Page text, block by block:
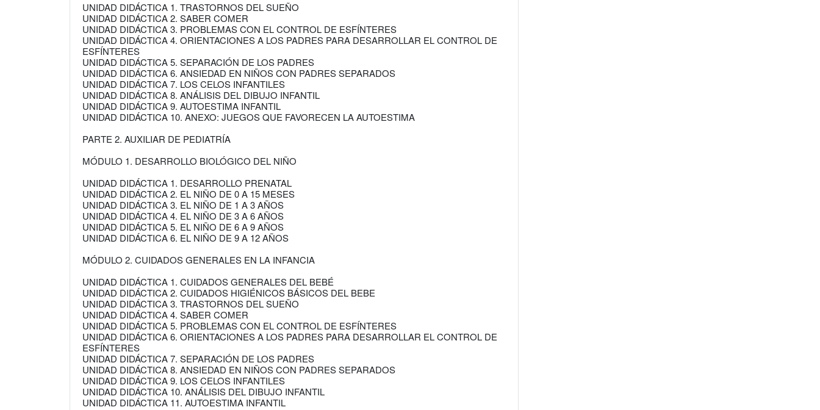
UNIDAD DIDÁCTICA 1. TRASTORNOS DEL SUEÑO
UNIDAD DIDÁCTICA 2. SABER COMER
UNIDAD DIDÁCTICA 3. PROBLEMAS CON EL CONTROL DE ESFÍNTERES
UNIDAD DIDÁCTICA 4. ORIENTACIONES A LOS PADRES PARA DESARROLLAR EL CONTROL DE
ESFÍNTERES
UNIDAD DIDÁCTICA 5. SEPARACIÓN DE LOS PADRES
UNIDAD DIDÁCTICA 6. ANSIEDAD EN NIÑOS CON PADRES SEPARADOS
UNIDAD DIDÁCTICA 7. LOS CELOS INFANTILES
UNIDAD DIDÁCTICA 8. ANÁLISIS DEL DIBUJO INFANTIL
UNIDAD DIDÁCTICA 9. AUTOESTIMA INFANTIL
UNIDAD DIDÁCTICA 10. ANEXO: JUEGOS QUE FAVORECEN LA AUTOESTIMA
PARTE 2. AUXILIAR DE PEDIATRÍA
MÓDULO 1. DESARROLLO BIOLÓGICO DEL NIÑO
UNIDAD DIDÁCTICA 1. DESARROLLO PRENATAL
UNIDAD DIDÁCTICA 2. EL NIÑO DE 0 A 15 MESES
UNIDAD DIDÁCTICA 3. EL NIÑO DE 1 A 3 AÑOS
UNIDAD DIDÁCTICA 4. EL NIÑO DE 3 A 6 AÑOS
UNIDAD DIDÁCTICA 5. EL NIÑO DE 6 A 9 AÑOS
UNIDAD DIDÁCTICA 6. EL NIÑO DE 9 A 12 AÑOS
MÓDULO 2. CUIDADOS GENERALES EN LA INFANCIA
UNIDAD DIDÁCTICA 1. CUIDADOS GENERALES DEL BEBÉ
UNIDAD DIDÁCTICA 2. CUIDADOS HIGIÉNICOS BÁSICOS DEL BEBE
UNIDAD DIDÁCTICA 3. TRASTORNOS DEL SUEÑO
UNIDAD DIDÁCTICA 4. SABER COMER
UNIDAD DIDÁCTICA 5. PROBLEMAS CON EL CONTROL DE ESFÍNTERES
UNIDAD DIDÁCTICA 6. ORIENTACIONES A LOS PADRES PARA DESARROLLAR EL CONTROL DE
ESFÍNTERES
UNIDAD DIDÁCTICA 7. SEPARACIÓN DE LOS PADRES
UNIDAD DIDÁCTICA 8. ANSIEDAD EN NIÑOS CON PADRES SEPARADOS
UNIDAD DIDÁCTICA 9. LOS CELOS INFANTILES
UNIDAD DIDÁCTICA 10. ANÁLISIS DEL DIBUJO INFANTIL
UNIDAD DIDÁCTICA 11. AUTOESTIMA INFANTIL